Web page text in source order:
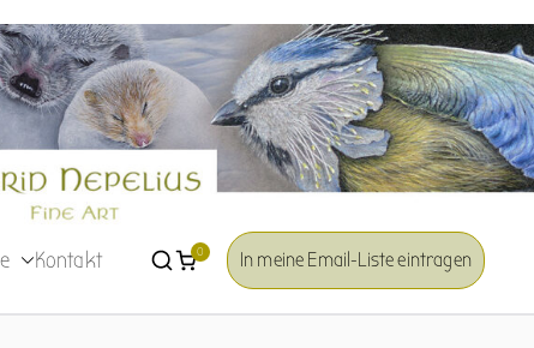
Sigrid Nepelius
Fine Art
Kontakt 0 In meine Email-Liste eintragen